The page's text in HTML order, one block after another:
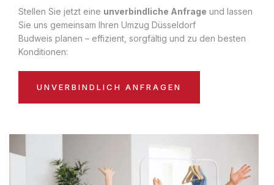
Stellen Sie jetzt eine unverbindliche Anfrage und lassen
Sie uns gemeinsam Ihren Umzug Düsseldorf
Budweis planen – effizient, sorgfältig und zu den besten
Konditionen:
UNVERBINDLICH ANFRAGEN